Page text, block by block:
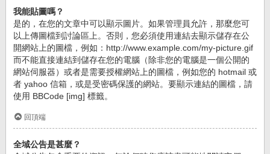
我能貼圖嗎？
是的，在您的文章中可以顯示圖片。如果管理員允許，那麼您可
以上傳圖檔到討論區上。否則，您必須使用連結去顯示儲存在公
開網站上的圖檔，例如：http://www.example.com/my-picture.gif
而不能直接連結到儲存在您的電腦（除非您的電腦是一個公開的
網站伺服器）或者是需要授權網站上的圖檔，例如您的 hotmail 或
者 yahoo 信箱，或是受密碼保護的網站。要顯示連結的圖檔，請
使用 BBCode [img] 標籤。
回頂端
全域公告是甚麼？